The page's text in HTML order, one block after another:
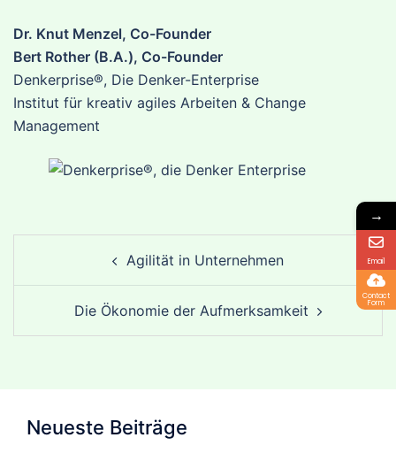
Dr. Knut Menzel, Co-Founder
Bert Rother (B.A.), Co-Founder
Denkerprise®, Die Denker-Enterprise
Institut für kreativ agiles Arbeiten & Change
Management
navigation Agilität in Unternehmen
Die Ökonomie der Aufmerksamkeit
Neueste Beiträge
→
Email
Contact
Form